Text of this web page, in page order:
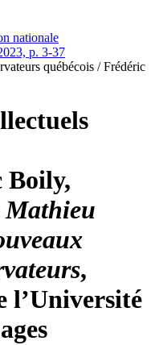
nationale
p. 3-37
québécois /Frédéric
Boily,
,
l’Université